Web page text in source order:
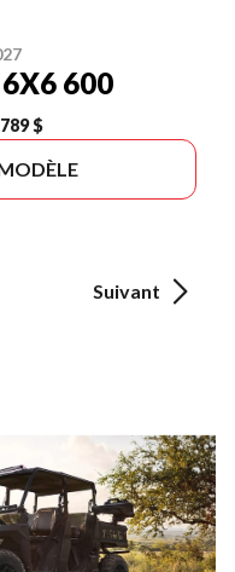
600
$
Suivant